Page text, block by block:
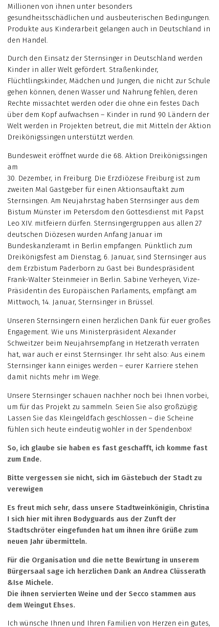
Millionen von ihnen unter besonders
gesundheitsschädlichen und ausbeuterischen Bedingungen.
Produkte aus Kinderarbeit gelangen auch in Deutschland in
den Handel.
Durch den Einsatz der Sternsinger in Deutschland werden
Kinder in aller Welt gefördert. Straßenkinder,
Flüchtlingskinder, Mädchen und Jungen, die nicht zur Schule
gehen können, denen Wasser und Nahrung fehlen, deren
Rechte missachtet werden oder die ohne ein festes Dach
über dem Kopf aufwachsen – Kinder in rund 90 Ländern der
Welt werden in Projekten betreut, die mit Mitteln der Aktion
Dreikönigssingen unterstützt werden.
Bundesweit eröffnet wurde die 68. Aktion Dreikönigssingen
am
30. Dezember, in Freiburg. Die Erzdiözese Freiburg ist zum
zweiten Mal Gastgeber für einen Aktionsauftakt zum
Sternsingen. Am Neujahrstag haben Sternsinger aus dem
Bistum Münster im Petersdom den Gottesdienst mit Papst
Leo XIV. mitfeiern dürfen. Sternsingergruppen aus allen 27
deutschen Diözesen wurden Anfang Januar im
Bundeskanzleramt in Berlin empfangen. Pünktlich zum
Dreikönigsfest am Dienstag, 6. Januar, sind Sternsinger aus
dem Erzbistum Paderborn zu Gast bei Bundespräsident
Frank-Walter Steinmeier in Berlin. Sabine Verheyen, Vize-
Präsidentin des Europäischen Parlaments, empfängt am
Mittwoch, 14. Januar, Sternsinger in Brüssel.
Unseren Sternsingern einen herzlichen Dank für euer großes
Engagement. Wie uns Ministerpräsident Alexander
Schweitzer beim Neujahrsempfang in Hetzerath verraten
hat, war auch er einst Sternsinger. Ihr seht also: Aus einem
Sternsinger kann einiges werden – eurer Karriere stehen
damit nichts mehr im Wege.
Unsere Sternsinger schauen nachher noch bei Ihnen vorbei,
um für das Projekt zu sammeln. Seien Sie also großzügig:
Lassen Sie das Kleingeldfach geschlossen – die Scheine
fühlen sich heute eindeutig wohler in der Spendenbox!
So, ich glaube sie haben es fast geschafft, ich komme fast
zum Ende.
Bitte vergessen sie nicht, sich im Gästebuch der Stadt zu
verewigen
Es freut mich sehr, dass unsere Stadtweinkönigin, Christina
I sich hier mit ihren Bodyguards aus der Zunft der
Stadtschröter eingefunden hat um ihnen ihre Grüße zum
neuen Jahr übermitteln.
Für die Organisation und die nette Bewirtung in unserem
Bürgersaal sage ich herzlichen Dank an Andrea Clüsserath
&Ise Michele.
Die ihnen servierten Weine und der Secco stammen aus
dem Weingut Ehses.
Ich wünsche Ihnen und Ihren Familien von Herzen ein gutes,